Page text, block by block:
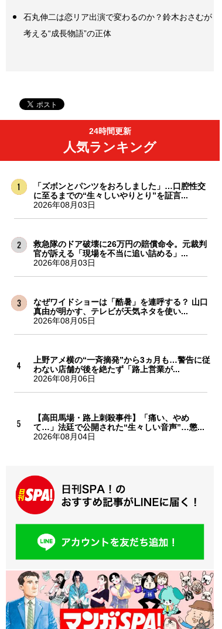
石丸伸二は恋リア出演で変わるのか？鈴木おさむが
考える“成長物語”の正体
24時間更新
人気ランキング
「ズボンとパンツをおろしました」…口腔性交
に至るまでの“生々しいやりとり”を証言...
2026年08月03日
救急隊のドア破壊に26万円の賠償命令。元裁判
官が訴える「現場を不当に追い詰める」...
2026年08月03日
なぜワイドショーは「酷暑」を連呼する？ 山口
真由が明かす、テレビが天気ネタを使い...
2026年08月05日
上野アメ横の“一斉摘発”から3ヵ月も…警告に従
わない店舗が後を絶たず「路上営業が...
2026年08月06日
【高田馬場・路上刺殺事件】「痛い、やめ
て…」法廷で公開された“生々しい音声”…懲...
2026年08月04日